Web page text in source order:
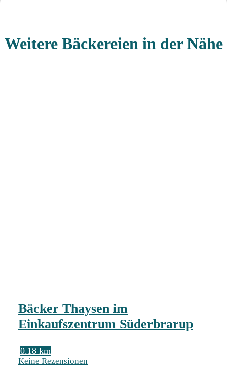
Weitere Bäckereien in der Nähe
Bäcker Thaysen im
Einkaufszentrum Süderbrarup
0.18 km
Keine Rezensionen